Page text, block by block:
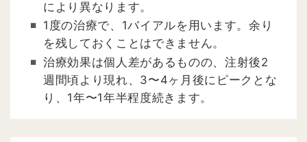
により異なります。
1度の治療で、1バイアルを用います。余り
を残しておくことはできません。
治療効果は個人差があるものの、注射後2
週間頃より現れ、3〜4ヶ月後にピークとな
り、1年〜1年半程度続きます。